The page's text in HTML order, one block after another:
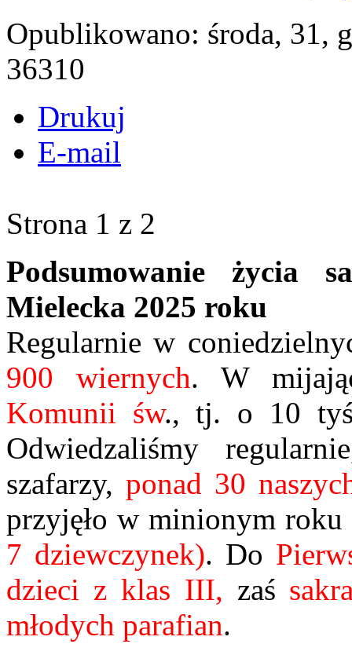
Opublikowano: środa, 31,
36310
Drukuj
E-mail
Strona 1 z 2
Podsumowanie życia
Mielecka 2025 roku
Regularnie w
900 wiernych. W
Komunii św., tj. o 10
Odwiedzaliśmy
szafarzy, ponad 30
przyjęło w minionym roku
7 dziewczynek). Do
dzieci z klas III, zaś
młodych parafian.